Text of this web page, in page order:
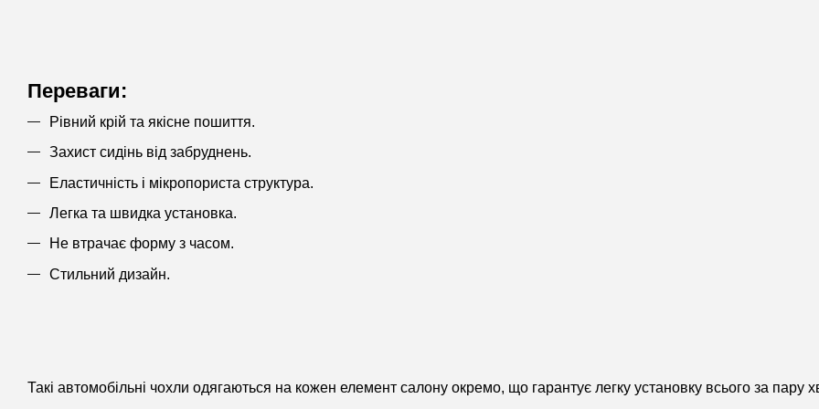
Переваги:
Рівний крій та якісне пошиття.
Захист сидінь від забруднень.
Еластичність і мікропориста структура.
Легка та швидка установка.
Не втрачає форму з часом.
Стильний дизайн.
Такі автомобільні чохли одягаються на кожен елемент салону окремо, що гарантує легку установку всього за пару